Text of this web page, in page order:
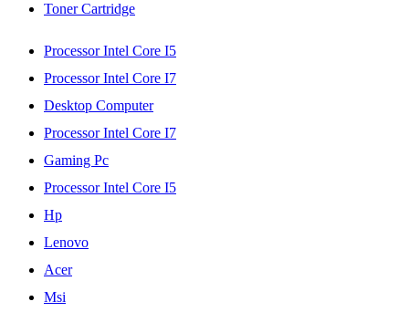
Toner Cartridge
Processor Intel Core I5
Processor Intel Core I7
Desktop Computer
Processor Intel Core I7
Gaming Pc
Processor Intel Core I5
Hp
Lenovo
Acer
Msi